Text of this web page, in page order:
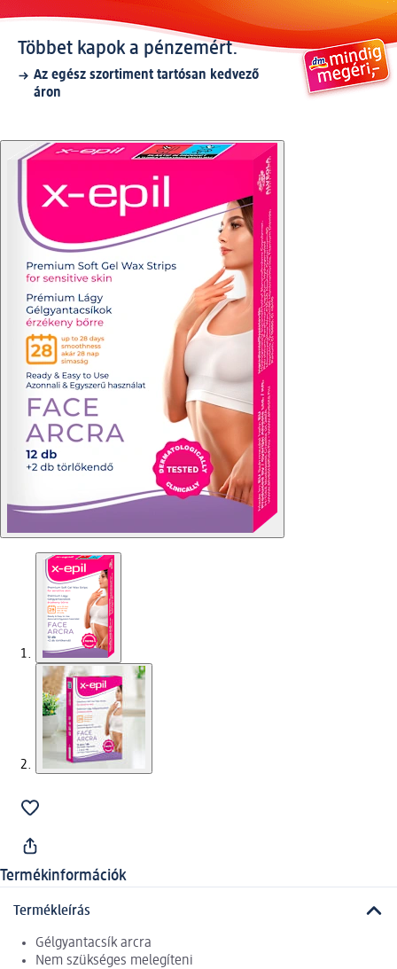
Többet kapok a pénzemért.
Az egész szortiment tartósan kedvező
áron
Termékinformációk
Termékleírás
Gélgyantacsík arcra
Nem szükséges melegíteni